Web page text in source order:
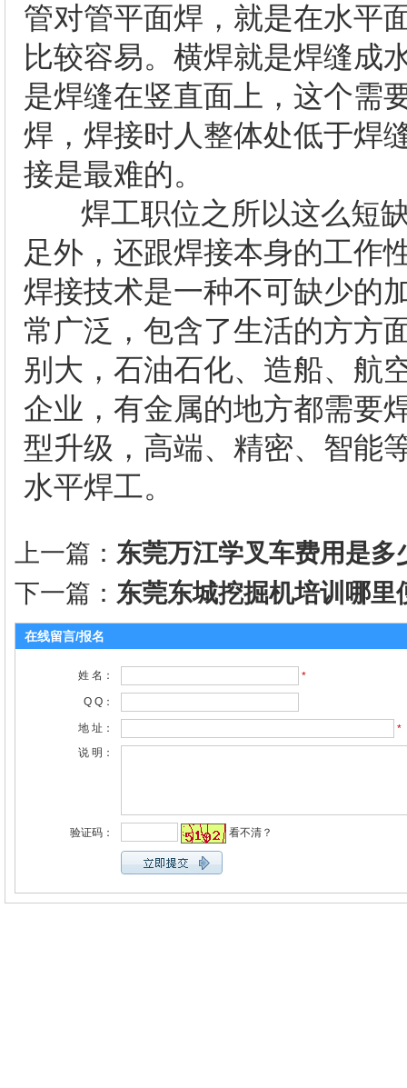
管对管平面焊，就是在水平
比较容易。横焊就是焊缝成
是焊缝在竖直面上，这个需
焊，焊接时人整体处低于焊
接是最难的。
焊工职位之所以这么短缺
足外，还跟焊接本身的工作
焊接技术是一种不可缺少的
常广泛，包含了生活的方方
别大，石油石化、造船、航
企业，有金属的地方都需要
型升级，高端、精密、智能
水平焊工。
上一篇： 东莞万江学叉车费用是
下一篇： 东莞东城挖掘机培训哪里
在线留言/报名
姓 名：
*
Q Q：
地 址：
*
说 明：
验证码： 看不清？